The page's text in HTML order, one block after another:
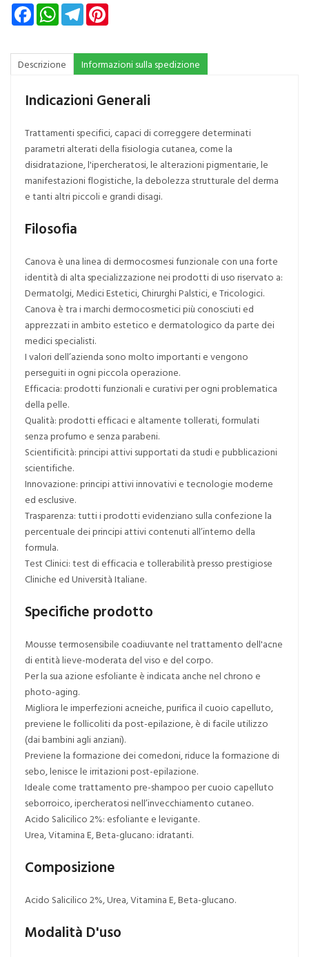
FacebookWhatsAppTelegram
Descrizione Informazioni sulla spedizione
Indicazioni Generali
Trattamenti specifici, capaci di correggere determinati
parametri alterati della fisiologia cutanea, come la
disidratazione, l'ipercheratosi, le alterazioni pigmentarie, le
manifestazioni flogistiche, la debolezza strutturale del derma
e tanti altri piccoli e grandi disagi.
Filosofia
Canova è una linea di dermocosmesi funzionale con una forte
identità di alta specializzazione nei prodotti di uso riservato a:
Dermatolgi, Medici Estetici, Chirurghi Palstici, e Tricologici.
Canova è tra i marchi dermocosmetici più conosciuti ed
apprezzati in ambito estetico e dermatologico da parte dei
medici specialisti.
I valori dell’azienda sono molto importanti e vengono
perseguiti in ogni piccola operazione.
Efficacia: prodotti funzionali e curativi per ogni problematica
della pelle.
Qualità: prodotti efficaci e altamente tollerati, formulati
senza profumo e senza parabeni.
Scientificità: principi attivi supportati da studi e pubblicazioni
scientifiche.
Innovazione: principi attivi innovativi e tecnologie moderne
ed esclusive.
Trasparenza: tutti i prodotti evidenziano sulla confezione la
percentuale dei principi attivi contenuti all’interno della
formula.
Test Clinici: test di efficacia e tollerabilità presso prestigiose
Cliniche ed Università Italiane.
Specifiche prodotto
Mousse termosensibile coadiuvante nel trattamento dell'acne
di entità lieve-moderata del viso e del corpo.
Per la sua azione esfoliante è indicata anche nel chrono e
photo-aging.
Migliora le imperfezioni acneiche, purifica il cuoio capelluto,
previene le follicoliti da post-epilazione, è di facile utilizzo
(dai bambini agli anziani).
Previene la formazione dei comedoni, riduce la formazione di
sebo, lenisce le irritazioni post-epilazione.
Ideale come trattamento pre-shampoo per cuoio capelluto
seborroico, ipercheratosi nell’invecchiamento cutaneo.
Acido Salicilico 2%: esfoliante e levigante.
Urea, Vitamina E, Beta-glucano: idratanti.
Composizione
Acido Salicilico 2%, Urea, Vitamina E, Beta-glucano.
Modalità D'uso